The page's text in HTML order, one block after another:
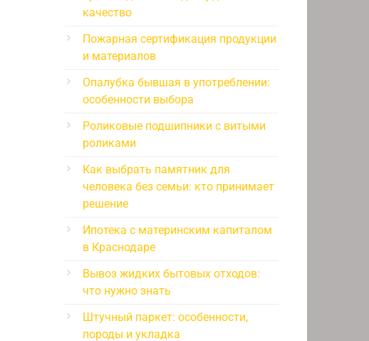
качество
Пожарная сертификация продукции
и материалов
Опалубка бывшая в употреблении:
особенности выбора
Роликовые подшипники с витыми
роликами
Как выбрать памятник для
человека без семьи: кто принимает
решение
Ипотека с материнским капиталом
в Краснодаре
Вывоз жидких бытовых отходов:
что нужно знать
Штучный паркет: особенности,
породы и укладка